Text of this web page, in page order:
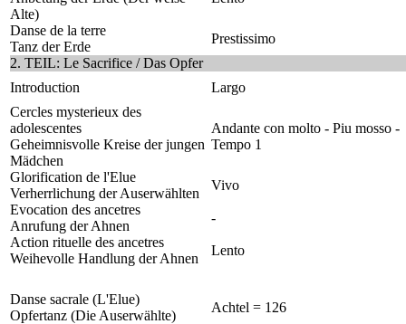
Alte)
Danse de la terre
Tanz der Erde
Prestissimo
2. TEIL: Le Sacrifice / Das Opfer
Introduction
Largo
Cercles mysterieux des
adolescentes
Geheimnisvolle Kreise der jungen
Mädchen
Andante con molto - Piu mosso -
Tempo 1
Glorification de l'Elue
Verherrlichung der Auserwählten
Vivo
Evocation des ancetres
Anrufung der Ahnen
-
Action rituelle des ancetres
Weihevolle Handlung der Ahnen
Lento
Danse sacrale (L'Elue)
Opfertanz (Die Auserwählte)
Achtel = 126